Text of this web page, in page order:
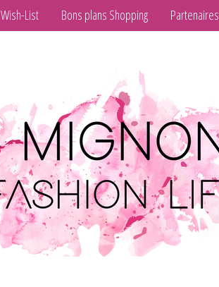
Wish-List Bons plans Shopping Partenaires